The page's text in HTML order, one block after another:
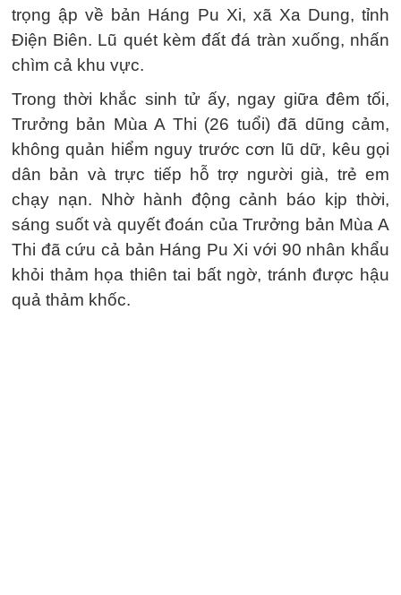
trọng ập về bản Háng Pu Xi, xã Xa Dung, tỉnh
Điện Biên. Lũ quét kèm đất đá tràn xuống, nhấn
chìm cả khu vực.
Trong thời khắc sinh tử ấy, ngay giữa đêm tối,
Trưởng bản Mùa A Thi (26 tuổi) đã dũng cảm,
không quản hiểm nguy trước cơn lũ dữ, kêu gọi
dân bản và trực tiếp hỗ trợ người già, trẻ em
chạy nạn. Nhờ hành động cảnh báo kịp thời,
sáng suốt và quyết đoán của Trưởng bản Mùa A
Thi đã cứu cả bản Háng Pu Xi với 90 nhân khẩu
khỏi thảm họa thiên tai bất ngờ, tránh được hậu
quả thảm khốc.